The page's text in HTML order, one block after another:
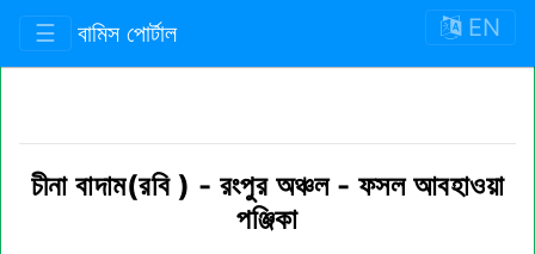
☰ বামিস পোর্টাল EN
চীনা বাদাম(রবি ) - রংপুর অঞ্চল- ফসল আবহাওয়া
পঞ্জিকা